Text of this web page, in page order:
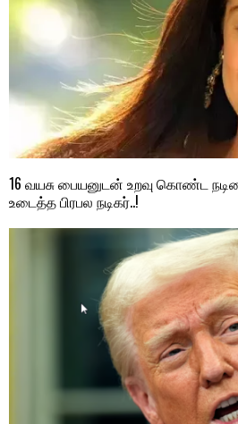
16 வயசு பையனுடன் உறவு கொண்ட
உடைத்த பிரபல நடிகர்..!